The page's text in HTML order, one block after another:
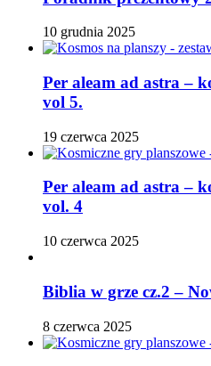
10 grudnia 2025
Per aleam ad astra –
vol 5.
19 czerwca 2025
Per aleam ad astra –
vol. 4
10 czerwca 2025
Biblia w grze cz.2 –
8 czerwca 2025